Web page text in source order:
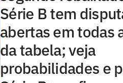
Série B tem
abertas em todas
da tabela; veja
probabilidades e